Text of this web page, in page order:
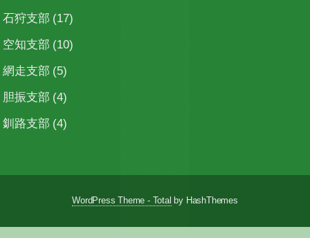
石狩支部 (17)
空知支部 (10)
網走支部 (5)
胆振支部 (4)
釧路支部 (4)
WordPress Theme - Total by HashThemes